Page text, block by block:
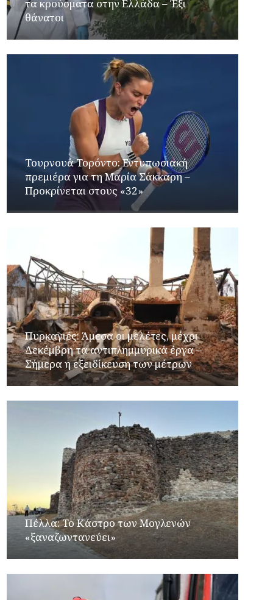
τα κρούσματα στην Ελλάδα – Έξι
θάνατοι
Τουρνουά Τορόντο: Εντυπωσιακή
πρεμιέρα για τη Μαρία Σάκκαρη –
Προκρίνεται στους «32»
Πυρκαγιές: Άμεσα οι μελέτες, μέχρι
Δεκέμβρη τα αντιπλημμυρικά έργα –
Σήμερα η εξειδίκευση των μέτρων
Πέλλα: Το Κάστρο των Μογλενών
«ξαναζωντανεύει»